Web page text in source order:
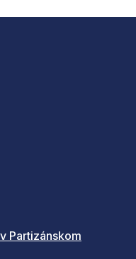
Partizánskom